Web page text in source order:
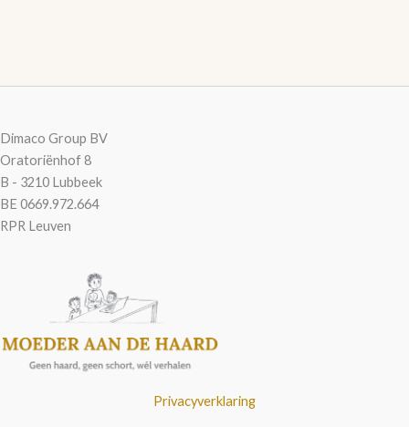
Dimaco Group BV
Oratoriënhof 8
B - 3210 Lubbeek
BE 0669.972.664
RPR Leuven
Privacyverklaring